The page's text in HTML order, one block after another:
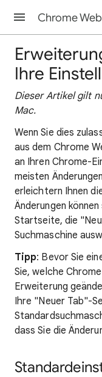
Chrome
Ihre
Dieser Artikel gilt
Mac.
Wenn Sie dies
aus dem Chrome
an Ihren Chrome-
meisten
erleichtern Ihnen
Änderungen
Startseite, die
Suchmaschine
Tipp: Bevor Sie
Sie, welche
Erweiterung
Ihre "Neuer Tab"-
dass Sie die